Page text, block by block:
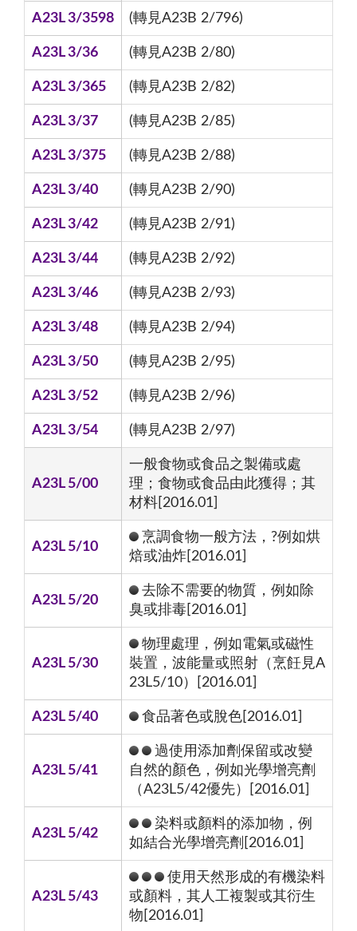
A23L 3/3598 (轉見A23B 2/796)
A23L 3/36 (轉見A23B 2/80)
A23L 3/365 (轉見A23B 2/82)
A23L 3/37 (轉見A23B 2/85)
A23L 3/375 (轉見A23B 2/88)
A23L 3/40 (轉見A23B 2/90)
A23L 3/42 (轉見A23B 2/91)
A23L 3/44 (轉見A23B 2/92)
A23L 3/46 (轉見A23B 2/93)
A23L 3/48 (轉見A23B 2/94)
A23L 3/50 (轉見A23B 2/95)
A23L 3/52 (轉見A23B 2/96)
A23L 3/54 (轉見A23B 2/97)
A23L 5/00
一般食物或食品之製備或處
理；食物或食品由此獲得；其
材料[2016.01]
A23L 5/10
烹調食物一般方法，?例如烘
焙或油炸[2016.01]
A23L 5/20
去除不需要的物質，例如除
臭或排毒[2016.01]
A23L 5/30
物理處理，例如電氣或磁性
裝置，波能量或照射（烹飪見A
23L5/10）[2016.01]
A23L 5/40 食品著色或脫色[2016.01]
A23L 5/41
過使用添加劑保留或改變
自然的顏色，例如光學增亮劑
（A23L5/42優先）[2016.01]
A23L 5/42
染料或顏料的添加物，例
如結合光學增亮劑[2016.01]
A23L 5/43
使用天然形成的有機染料
或顏料，其人工複製或其衍生
物[2016.01]